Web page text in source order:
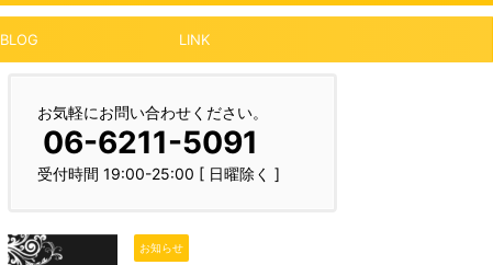
BLOG LINK
お気軽にお問い合わせください。
06-6211-5091
受付時間 19:00-25:00 [ 日曜除く ]
お知らせ